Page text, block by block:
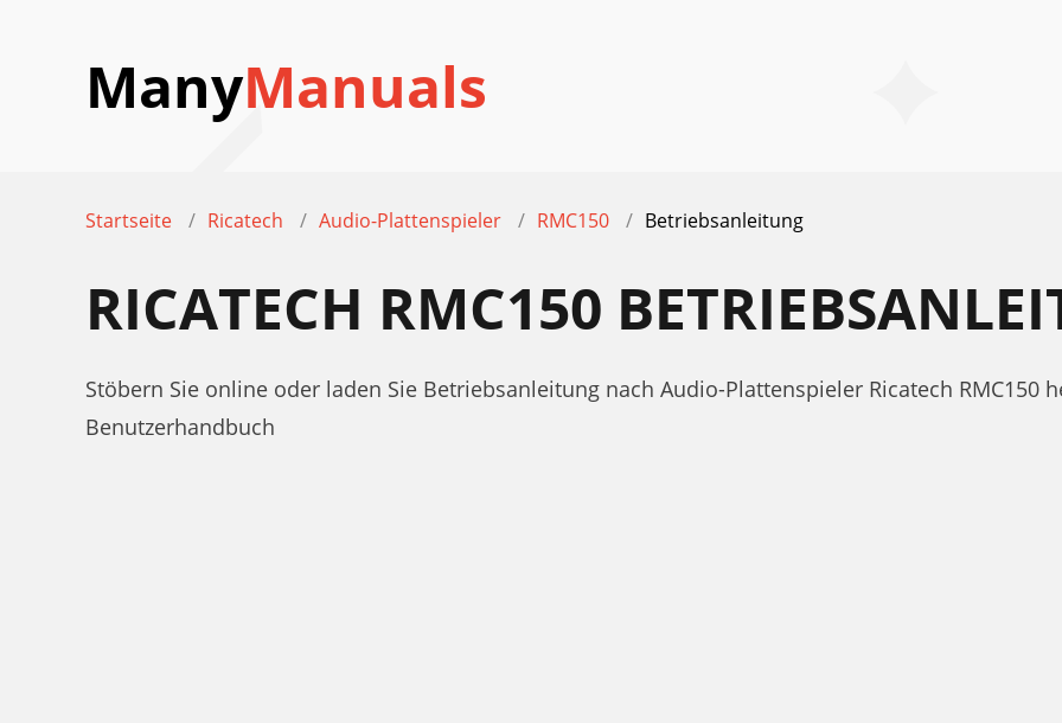
ManyManuals
Startseite Ricatech Audio-Plattenspieler RMC150 Betriebsanleitung
RICATECH RMC150
Stöbern Sie online oder laden Sie Betriebsanleitung nach Audio-Plattenspieler Ricatech RMC150
Benutzerhandbuch